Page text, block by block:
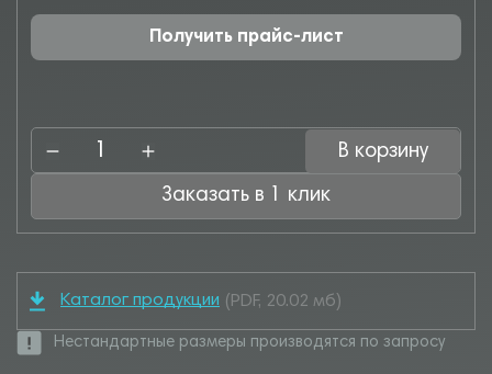
Получить прайс-лист
В корзину
Заказать в 1 клик
Каталог продукции (PDF, 20.02 мб)
Нестандартные размеры производятся по запросу